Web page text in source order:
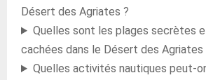
Désert des Agriates ?
Quelles sont les plages secrètes
cachées dans le Désert des Agriates
Quelles activités nautiques peut-